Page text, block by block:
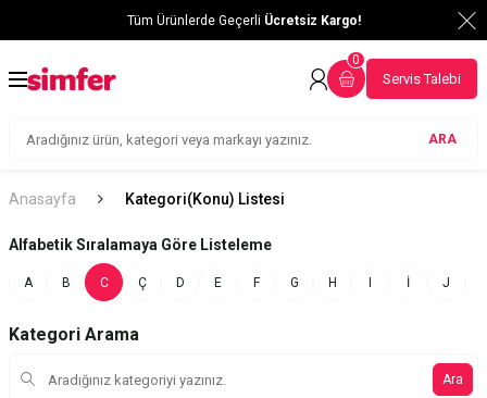
Tüm Ürünlerde Geçerli Ücretsiz Kargo!
ARA
0
Servis Talebi
Anasayfa Kategori(Konu) Listesi
Alfabetik Sıralamaya Göre Listeleme
A B C Ç D E F G H I İ J
Kategori Arama
Ara